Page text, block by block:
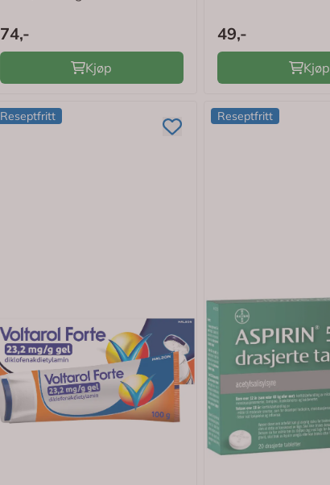
74,-
Kjøp
49,-
Kjøp
Reseptfritt Reseptfritt